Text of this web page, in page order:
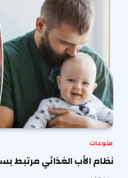
منوعات
نظام الأب الغذائي مرتبط